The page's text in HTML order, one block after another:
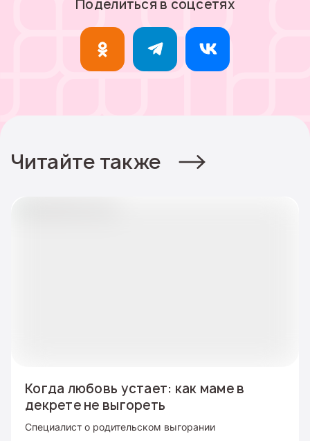
Поделиться в соцсетях
Читайте также
Когда любовь устает: как маме в
декрете не выгореть
Специалист о родительском выгорании